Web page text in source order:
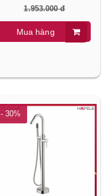
1.953.000 đ
Mua hàng
- 30%